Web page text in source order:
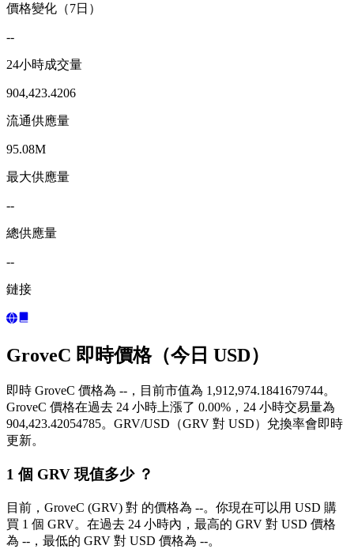
價格變化（7日）
--
24小時成交量
904,423.4206
流通供應量
95.08M
最大供應量
--
總供應量
--
鏈接
GroveC 即時價格（今日 USD）
即時 GroveC 價格為 --，目前市值為 1,912,974.1841679744。
GroveC 價格在過去 24 小時上漲了 0.00%，24 小時交易量為
904,423.42054785。GRV/USD（GRV 對 USD）兌換率會即時
更新。
1 個 GRV 現值多少 ？
目前，GroveC (GRV) 對 的價格為 --。你現在可以用 USD 購
買 1 個 GRV。在過去 24 小時內，最高的 GRV 對 USD 價格
為 --，最低的 GRV 對 USD 價格為 --。